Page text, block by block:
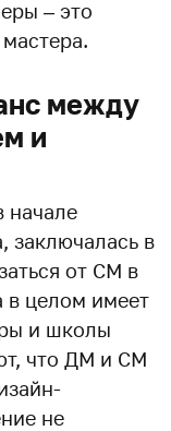
– это
между
и
начале
заключалась в
от СМ в
в целом имеет
и школы
что ДМ и СМ
не